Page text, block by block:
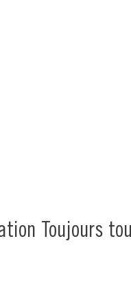
Toujours